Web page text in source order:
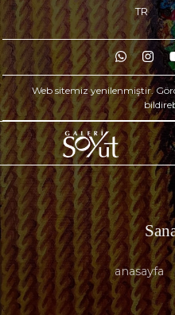
TR
Web sitemiz yenilenmiştir.
anasayfa